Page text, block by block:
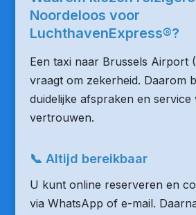
Noordeloos voor
LuchthavenExpress®?
Een taxi naar Brussels Airport
vraagt om zekerheid. Daarom
duidelijke afspraken en
vertrouwen.
📞 Altijd bereikbaar
U kunt online reserveren en
via WhatsApp of e-mail.